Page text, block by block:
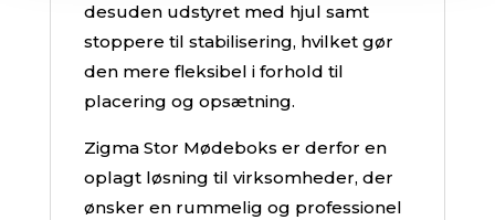
desuden udstyret med hjul samt
stoppere til stabilisering, hvilket gør
den mere fleksibel i forhold til
placering og opsætning.
Zigma Stor Mødeboks er derfor en
oplagt løsning til virksomheder, der
ønsker en rummelig og professionel